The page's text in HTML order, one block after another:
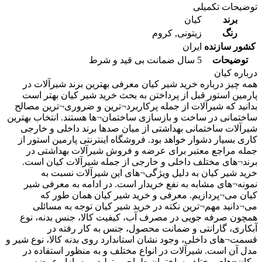
توضیحات تکمیلی
برند
کیان
رنگ
زیتونی, کروم
کشور سازنده ایران
توضیحات
5 سال ضمانت بی قید و شرط
درباره کیان
همه چیز درباره خرید شیر کیان معرفی بهترین برند شیرآلات در
پارمین استور قبل از پرداختن به بحث خرید شیر کیان بهتر است
بدانید که شیرآلات از جمله پرکاربرد¬ترین و ضروری¬ترین مصالح
ساختمانی در ساخت و بازسازی ساختمان¬ها هستند. انتخاب بهترین
شیرآلات ساختمانی بهداشتی از میان صدها برند داخلی و خارجی
کاری بسیار دشوار خواهد بود. فروشگاه اینترنتی پارمین استور از
جمله مراجع معتبر برای عرضه و فروش شیرآلات بهداشتی در
برند¬های مختلف داخلی و خارجی از جمله شیرآلات کیان است.
خرید شیر کیان به دلیل ویژگی¬های این شیرآلات نسبت به
نمونه¬های مشابه به نفع خریدار است. در ادامه به معرفی شیر
کیان می¬پردازیم. معرفی و خرید شیر کیان همان طور که
می¬دانید مهم¬ترین نکته در خرید شیر کیان توجه به مسائلی
همچون صرفه جویی در مصرف آب، کیفیت کالا، جنس بدنه، نوع
آبکاری، گارانتی و ضمانت محصول، جنس به کار رفته در
قسمت¬های داخلی، وجود نشان استاندارد روی بدنه کالا، نوع شیر و
مدل آن است. شیرآلات در انواع مختلف و به منظور استفاده در